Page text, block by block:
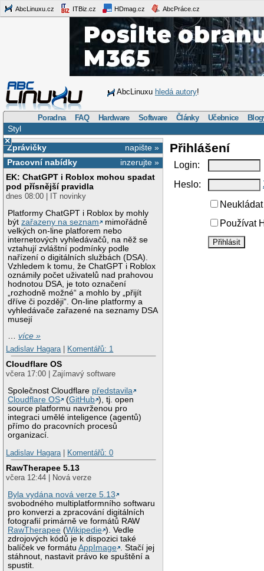
AbcLinuxu.cz ITBiz.cz HDmag.cz AbcPráce.cz
AbcLinuxu hledá autory!
Poradna FAQ Hardware Software Články Učebnice
Styl
×
napište »
Zprávičky
inzerujte »
Pracovní nabídky
EK: ChatGPT i Roblox mohou spadat
pod přísnější pravidla
dnes 08:00 | IT novinky
Platformy ChatGPT i Roblox by mohly
býtzařazeny na seznam
mimořádně
velkých on-line platforem nebo
internetových vyhledávačů, na něž se
vztahují zvláštní podmínky podle
nařízení o digitálních službách (DSA).
Vzhledem k tomu, že ChatGPT i Roblox
oznámily počet uživatelů nad prahovou
hodnotou DSA, je toto označení
„rozhodně možné“ a mohlo by „přijít
dříve či později“. On-line platformy a
vyhledávače zařazené na seznamy DSA
musejí
…více »
Ladislav Hagara
Komentářů: 1
Cloudflare OS
včera 17:00 | Zajímavý software
Společnost Cloudflare představila
Cloudflare OS
(GitHub ), tj. open
source platformu navrženou pro
integraci umělé inteligence (agentů)
přímo do pracovních procesů
organizací.
Ladislav Hagara
Komentářů: 0
RawTherapee 5.13
včera 12:44 | Nová verze
Byla vydána nová verze 5.13
svobodného multiplatformního softwaru
pro konverzi a zpracování digitálních
fotografií primárně ve formátů RAW
RawTherapee (Wikipedie ). Vedle
zdrojových kódů je k dispozici také
balíček ve formátuAppImage . Stačí jej
stáhnout, nastavit právo ke spuštění a
spustit.
Přihlášení
Login:
Heslo:
Používat